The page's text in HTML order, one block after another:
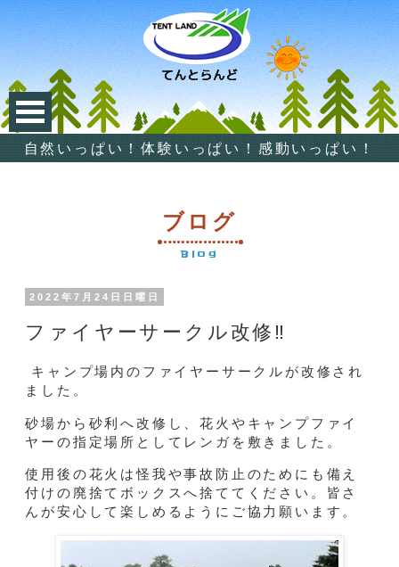
自然いっぱい！体験いっぱい！感動いっぱい！
ブログ
Blog
2022年7月24日日曜日
ファイヤーサークル改修‼️
キャンプ場内のファイヤーサークルが改修され
ました。
砂場から砂利へ改修し、花火やキャンプファイ
ヤーの指定場所としてレンガを敷きました。
使用後の花火は怪我や事故防止のためにも備え
付けの廃捨てボックスへ捨ててください。皆さ
んが安心して楽しめるようにご協力願います。